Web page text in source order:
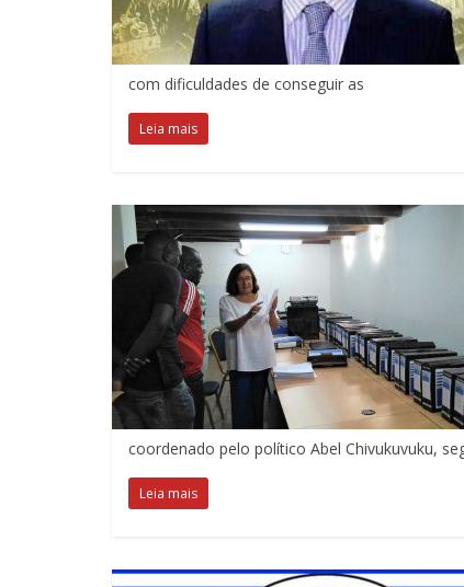
com dificuldades de conseguir as
Leia mais
coordenado pelo político Abel Chivukuvuku,
Leia mais